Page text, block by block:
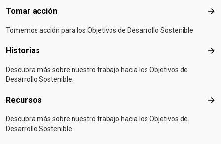
Tomar acción
Tomemos acción para los Objetivos de Desarrollo Sostenible
Historias
Descubra más sobre nuestro trabajo hacia los Objetivos de
Desarrollo Sostenible.
Recursos
Descubra más sobre nuestro trabajo hacia los Objetivos de
Desarrollo Sostenible.